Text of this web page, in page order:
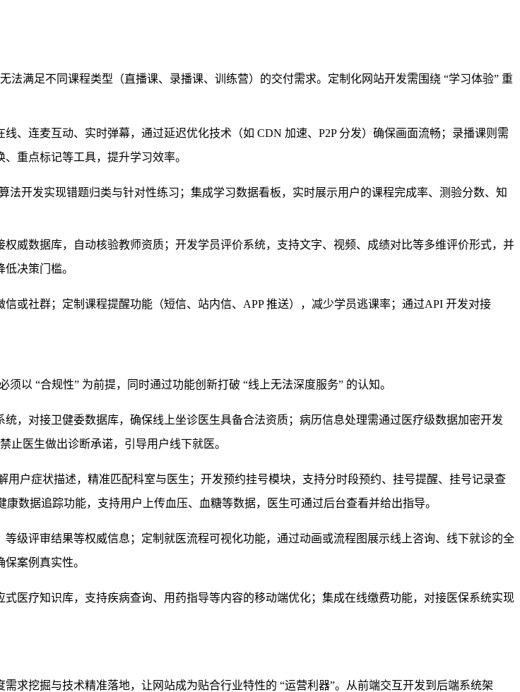
法满足不同课程类型（直播课、录播课、训练营）的交付需求。定制化网站开发需围绕 “学习体验” 重
线、连麦互动、实时弹幕，通过延迟优化技术 （如 CDN 加速、P2P 分发）确保画面流畅；录播课则需
、重点标记等工具，提升学习效率。
法开发实现错题归类与针对性练习；集成学习数据看板，实时展示用户的课程完成率、测验分数、知
权威数据库，自动核验教师资质；开发学员评价系统，支持文字、视频、成绩对比等多维评价形式，并
低决策门槛。
信或社群；定制 课程提醒功能 （短信、站内信、APP 推送），减少学员逃课率；通过API 开发对接
须以 “合规性” 为前提，同时通过功能创新打破 “线上无法深度服务” 的认知。
统，对接卫健委数据库，确保线上坐诊医生具备合法资质；病历信息处理需通过 医疗级数据加密开发
止医生做出诊断承诺，引导用户线下就医。
用户症状描述，精准匹配科室与医生；开发预约挂号模块，支持分时段预约、挂号提醒、挂号记录查
康数据追踪功能，支持用户上传血压、血糖等数据，医生可通过后台查看并给出指导。
级评审结果等权威信息；定制 就医流程可视化功能，通过动画或流程图展示线上咨询、线下就诊的全
保案例真实性。
医疗知识库，支持疾病查询、用药指导等内容的移动端优化；集成在线缴费功能，对接医保系统实现
需求挖掘与技术精准落地，让网站成为贴合行业特性的 “运营利器”。从前端交互开发到 后端系统架